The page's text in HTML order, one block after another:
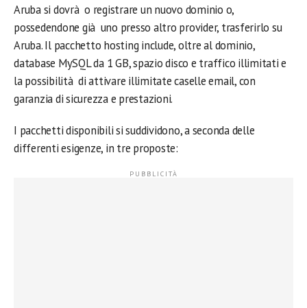
Aruba si dovrà o registrare un nuovo dominio o,
possedendone già uno presso altro provider, trasferirlo su
Aruba. Il pacchetto hosting include, oltre al dominio,
database MySQL da 1 GB, spazio disco e traffico illimitati e
la possibilità di attivare illimitate caselle email, con
garanzia di sicurezza e prestazioni.
I pacchetti disponibili si suddividono, a seconda delle
differenti esigenze, in tre proposte: